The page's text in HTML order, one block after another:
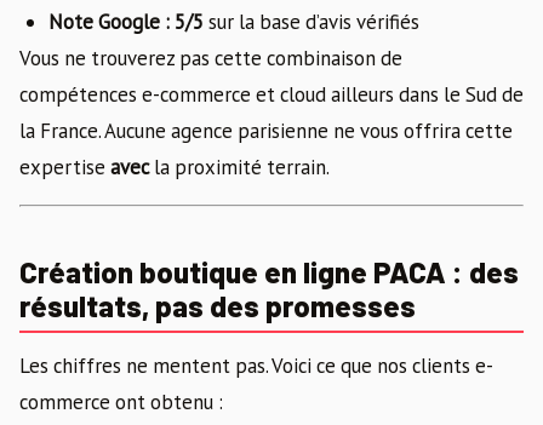
Note Google : 5/5 sur la base d’avis vérifiés
Vous ne trouverez pas cette combinaison de
compétences e-commerce et cloud ailleurs dans le Sud de
la France. Aucune agence parisienne ne vous offrira cette
expertise avecla proximité terrain.
Création boutique en ligne PACA : des
résultats, pas des promesses
Les chiffres ne mentent pas. Voici ce que nos clients e-
commerce ont obtenu :